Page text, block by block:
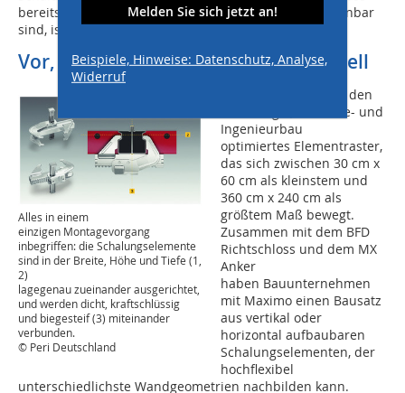
bereits vertikal aufgerichtete Schalungsaufbauten kranbar
sind, ist nur die halbe Baustellenpraxis.“
Vor, auf und nach der Baustelle schnell
Alles in einem
einzigen Montagevorgang
inbegriffen: die Schalungselemente
sind in der Breite, Höhe und Tiefe (1,
2)
lagegenau zueinander ausgerichtet,
und werden dicht, kraftschlüssig
und biegesteif (3) miteinander
verbunden.
© Peri Deutschland
Hinzu kommt ein für den
Wohnungs-, Gewerbe- und
Ingenieurbau
optimiertes Elementraster,
das sich zwischen 30 cm x
60 cm als kleinstem und
360 cm x 240 cm als
größtem Maß bewegt.
Zusammen mit dem BFD
Richtschloss und dem MX
Anker
haben Bauunternehmen
mit Maximo einen Bausatz
aus vertikal oder
horizontal aufbaubaren
Schalungselementen, der
hochflexibel
unterschiedlichste Wandgeometrien nachbilden kann.
Melden Sie sich jetzt an!
Beispiele, Hinweise: Datenschutz, Analyse,
Widerruf